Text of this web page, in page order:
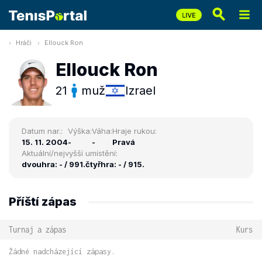
Hráči Ellouck Ron
Ellouck Ron
21 muž Izrael
Datum nar.:
15. 11. 2004
Výška:
-
Váha:
-
Hraje rukou:
Pravá
Aktuální/nejvyšší umístění:
dvouhra: - / 991.čtyřhra: - / 915.
Příští zápas
Turnaj a zápas Kurs
Žádné nadcházející zápasy.